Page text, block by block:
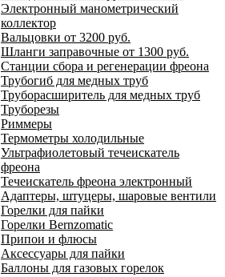
Электронный манометрический
коллектор
Вальцовки от 3200 руб.
Шланги заправочные от 1300 руб.
Станции сбора и регенерации фреона
Трубогиб для медных труб
Труборасширитель для медных труб
Труборезы
Риммеры
Термометры холодильные
Ультрафиолетовый течеискатель
фреона
Течеискатель фреона электронный
Адаптеры, штуцеры, шаровые вентили
Горелки для пайки
Горелки Bernzomatic
Припои и флюсы
Аксессуары для пайки
Баллоны для газовых горелок